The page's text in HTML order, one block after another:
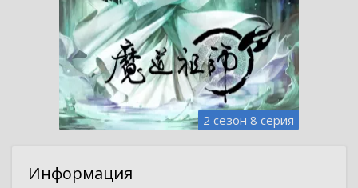
2 сезон 8 серия
Информация